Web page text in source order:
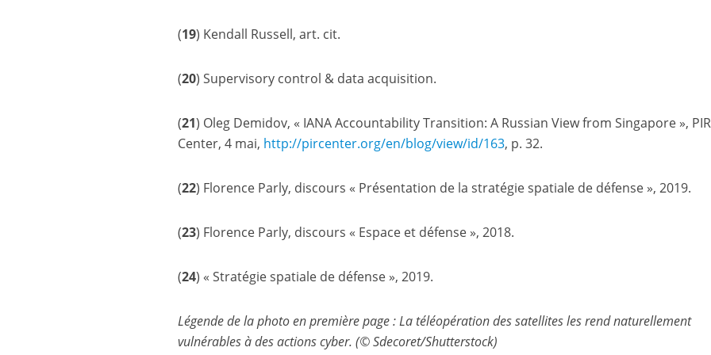
(19) Kendall Russell, art. cit.
(20) Supervisory control & data acquisition.
(21) Oleg Demidov, « IANA Accountability Transition: A Russian View from Singapore », PIR
Center, 4 mai, http://​pircenter​.org/​e​n​/​b​l​o​g​/​v​i​e​w​/​i​d​/​163, p. 32.
(22) Florence Parly, discours « Présentation de la stratégie spatiale de défense », 2019.
(23) Florence Parly, discours « Espace et défense », 2018.
(24) « Stratégie spatiale de défense », 2019.
Légende de la photo en première page : La téléopération des satellites les rend naturellement
vulnérables à des actions cyber. (© Sdecoret/Shutterstock)